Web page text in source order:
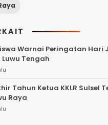
Warnai Peringatan Hari
Tengah
Tahun Ketua KKLR Sulsel
Raya